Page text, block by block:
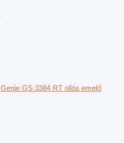
Genie GS 3384 RT ollós emelő